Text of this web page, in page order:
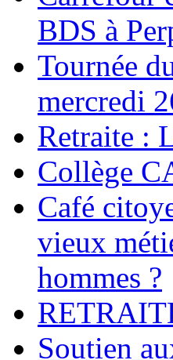
BDS à
Tournée
mercredi
Retraite :
Collège
Café
vieux
hommes ?
Soutien